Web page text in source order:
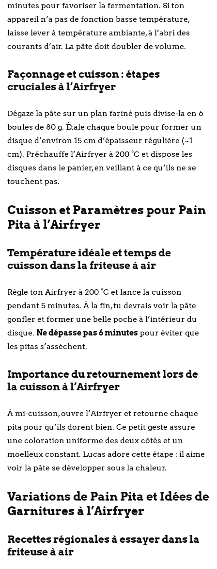
minutes pour favoriser la fermentation. Si ton
appareil n’a pas de fonction basse température,
laisse lever à température ambiante, à l’abri des
courants d’air. La pâte doit doubler de volume.
Façonnage et cuisson : étapes
cruciales à l’Airfryer
Dégaze la pâte sur un plan fariné puis divise-la en 6
boules de 80 g. Étale chaque boule pour former un
disque d’environ 15 cm d’épaisseur régulière (~1
cm). Préchauffe l’Airfryer à 200 °C et dispose les
disques dans le panier, en veillant à ce qu’ils ne se
touchent pas.
Cuisson et Paramètres pour Pain
Pita à l’Airfryer
Température idéale et temps de
cuisson dans la friteuse à air
Régle ton Airfryer à 200 °C et lance la cuisson
pendant 5 minutes. À la fin, tu devrais voir la pâte
gonfler et former une belle poche à l’intérieur du
disque. Ne dépasse pas 6 minutes pour éviter que
les pitas s’assèchent.
Importance du retournement lors de
la cuisson à l’Airfryer
À mi-cuisson, ouvre l’Airfryer et retourne chaque
pita pour qu’ils dorent bien. Ce petit geste assure
une coloration uniforme des deux côtés et un
moelleux constant. Lucas adore cette étape : il aime
voir la pâte se développer sous la chaleur.
Variations de Pain Pita et Idées de
Garnitures à l’Airfryer
Recettes régionales à essayer dans la
friteuse à air